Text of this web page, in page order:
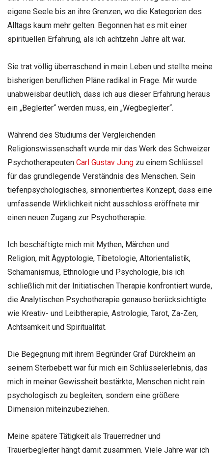
eigene Seele bis an ihre Grenzen, wo die Kategorien des
Alltags kaum mehr gelten. Begonnen hat es mit einer
spirituellen Erfahrung, als ich achtzehn Jahre alt war.
Sie trat völlig überraschend in mein Leben und stellte meine
bisherigen beruflichen Pläne radikal in Frage. Mir wurde
unabweisbar deutlich, dass ich aus dieser Erfahrung heraus
ein „Begleiter“ werden muss, ein „Wegbegleiter“.
Während des Studiums der Vergleichenden
Religionswissenschaft wurde mir das Werk des Schweizer
Psychotherapeuten Carl Gustav Jung zu einem Schlüssel
für das grundlegende Verständnis des Menschen. Sein
tiefenpsychologisches, sinnorientiertes Konzept, dass eine
umfassende Wirklichkeit nicht ausschloss eröffnete mir
einen neuen Zugang zur Psychotherapie.
Ich beschäftigte mich mit Mythen, Märchen und
Religion, mit Ägyptologie, Tibetologie, Altorientalistik,
Schamanismus, Ethnologie und Psychologie, bis ich
schließlich mit der Initiatischen Therapie konfrontiert wurde,
die Analytischen Psychotherapie genauso berücksichtigte
wie Kreativ- und Leibtherapie, Astrologie, Tarot, Za-Zen,
Achtsamkeit und Spiritualität.
Die Begegnung mit ihrem Begründer Graf Dürckheim an
seinem Sterbebett war für mich ein Schlüsselerlebnis, das
mich in meiner Gewissheit bestärkte, Menschen nicht rein
psychologisch zu begleiten, sondern eine größere
Dimension miteinzubeziehen.
Meine spätere Tätigkeit als Trauerredner und
Trauerbegleiter hängt damit zusammen. Viele Jahre war ich